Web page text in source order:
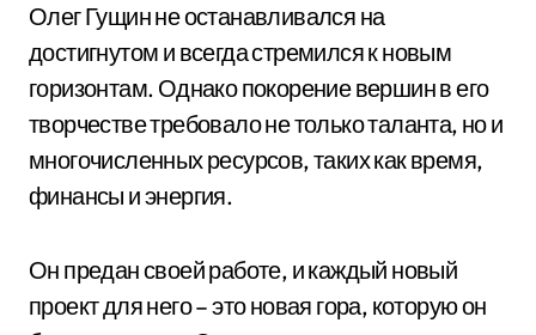
Олег Гущин не останавливался на
достигнутом и всегда стремился к новым
горизонтам. Однако покорение вершин в его
творчестве требовало не только таланта, но и
многочисленных ресурсов, таких как время,
финансы и энергия.
Он предан своей работе, и каждый новый
проект для него – это новая гора, которую он